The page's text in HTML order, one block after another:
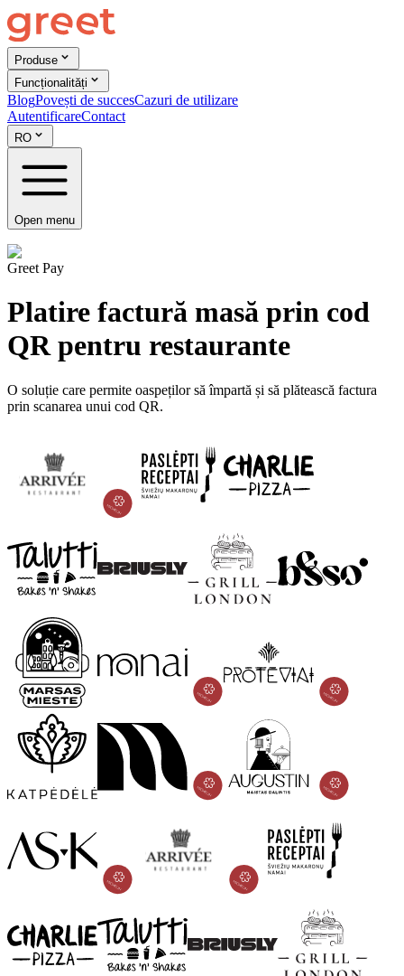
Produse
Funcționalități
BlogPovești de succesCazuri de utilizare
AutentificareContact
RO
Open menu
Greet Pay
Platire factură masă prin cod
QR pentru restaurante
O soluție care permite oaspeților să împartă și să plătească factura
prin scanarea unui cod QR.